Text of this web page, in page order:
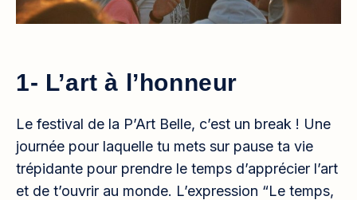
1- L’art à l’honneur
Le festival de la P’Art Belle, c’est un break ! Une
journée pour laquelle tu mets sur pause ta vie
trépidante pour prendre le temps d’apprécier l’art
et de t’ouvrir au monde. L’expression “Le temps,